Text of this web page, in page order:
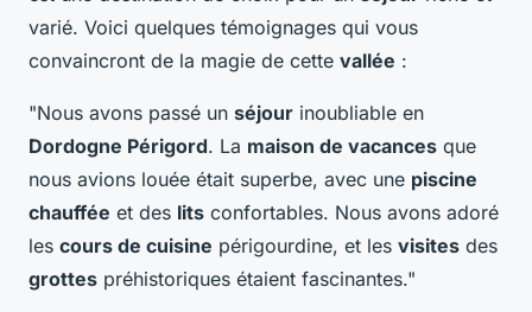
varié. Voici quelques témoignages qui vous
convaincront de la magie de cette vallée :
"Nous avons passé un séjour inoubliable en
Dordogne Périgord. La maison de vacances que
nous avions louée était superbe, avec une piscine
chauffée et des lits confortables. Nous avons adoré
les cours de cuisine périgourdine, et les visites des
grottes préhistoriques étaient fascinantes."